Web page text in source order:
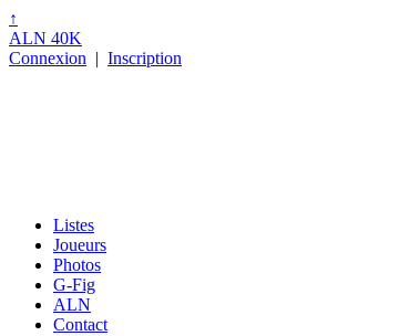
↑
ALN 40K
Connexion | Inscription
Listes
Joueurs
Photos
G-Fig
ALN
Contact